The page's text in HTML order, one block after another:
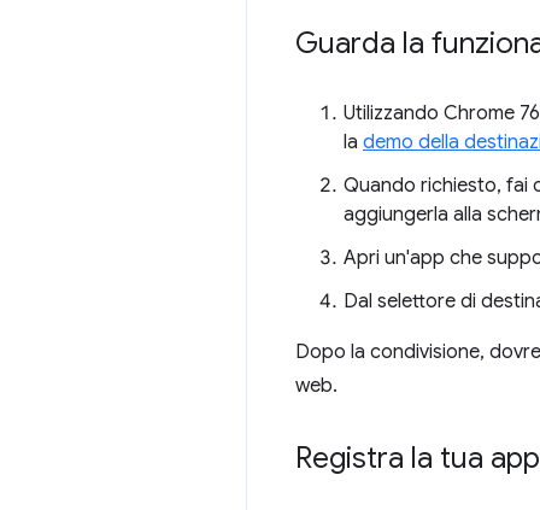
Guarda la
Utilizzando Chrome
la demo della
Quando richiesto, fai
aggiungerla alla
Apri un'app che
Dal selettore di
Dopo la condivisione,
web.
Registra la tua